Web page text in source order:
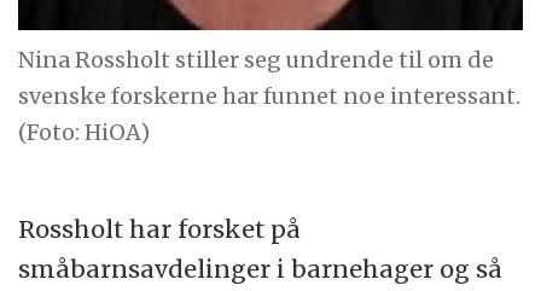
Nina Rossholt stiller seg undrende til om de
svenske forskerne har funnet noe interessant.
(Foto: HiOA)
Rossholt har forsket på
småbarnsavdelinger i barnehager og så